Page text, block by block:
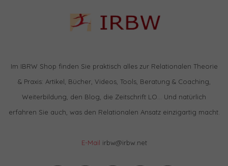
Im IBRW Shop finden Sie praktisch alles zur Relationalen Theorie
& Praxis: Artikel, Bücher, Videos, Tools, Beratung & Coaching,
Weiterbildung, den Blog, die Zeitschrift LO… Und natürlich
erfahren Sie auch, was den Relationalen Ansatz einzigartig macht.
E-Mail irbw@irbw.net